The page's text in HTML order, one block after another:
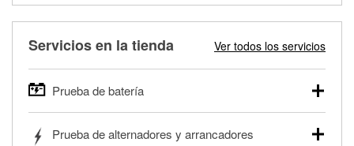
Servicios en la tienda Ver todos los servicios
Prueba de batería
autos, camionetas, SUVs, vehículos comerciales y
Prueba de alternadores y arrancadores